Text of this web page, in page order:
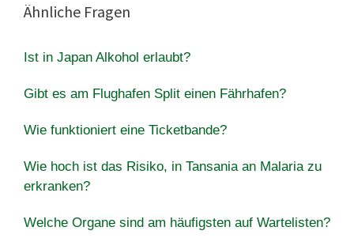
Ähnliche Fragen
Ist in Japan Alkohol erlaubt?
Gibt es am Flughafen Split einen Fährhafen?
Wie funktioniert eine Ticketbande?
Wie hoch ist das Risiko, in Tansania an Malaria zu
erkranken?
Welche Organe sind am häufigsten auf Wartelisten?